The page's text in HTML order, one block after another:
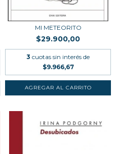
MI METEORITO
$29.900,00
3 cuotas sin interés de
$9.966,67